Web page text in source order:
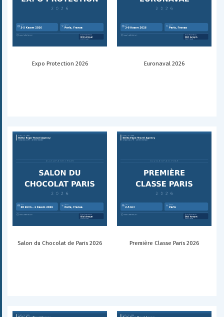
Expo Protection 2026 Euronaval 2026
Salon du Chocolat de Paris 2026 Première Classe Paris 2026